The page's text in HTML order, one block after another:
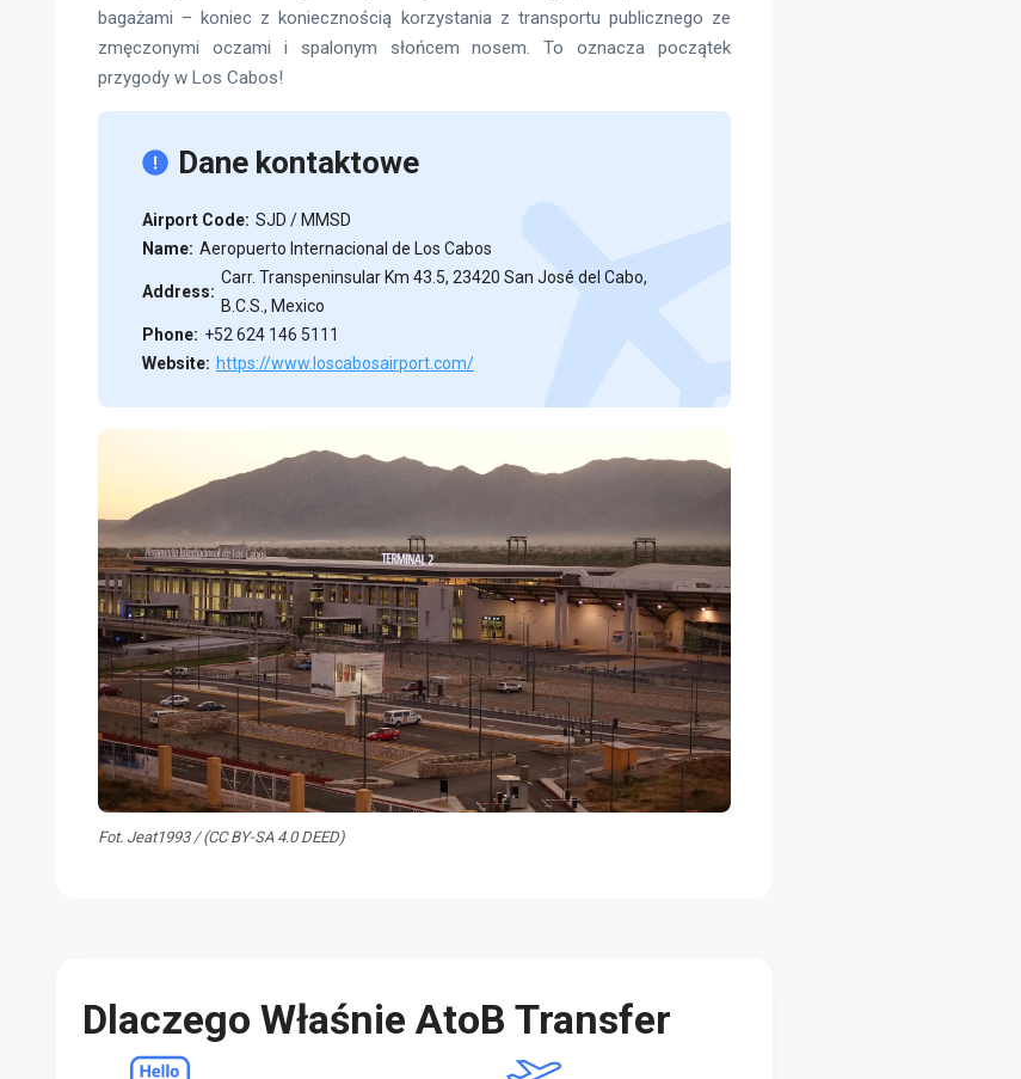
bagażami – koniec z koniecznością korzystania z transportu publicznego ze
zmęczonymi oczami i spalonym słońcem nosem. To oznacza początek
przygody w Los Cabos!
Dane kontaktowe
Airport Code: SJD / MMSD
Name: Aeropuerto Internacional de Los Cabos
Address:
Carr. Transpeninsular Km 43.5, 23420 San José del Cabo,
B.C.S., Mexico
Phone: +52 624 146 5111
Website: https://www.loscabosairport.com/
Fot. Jeat1993 / (CC BY-SA 4.0 DEED)
Dlaczego Właśnie AtoB Transfer